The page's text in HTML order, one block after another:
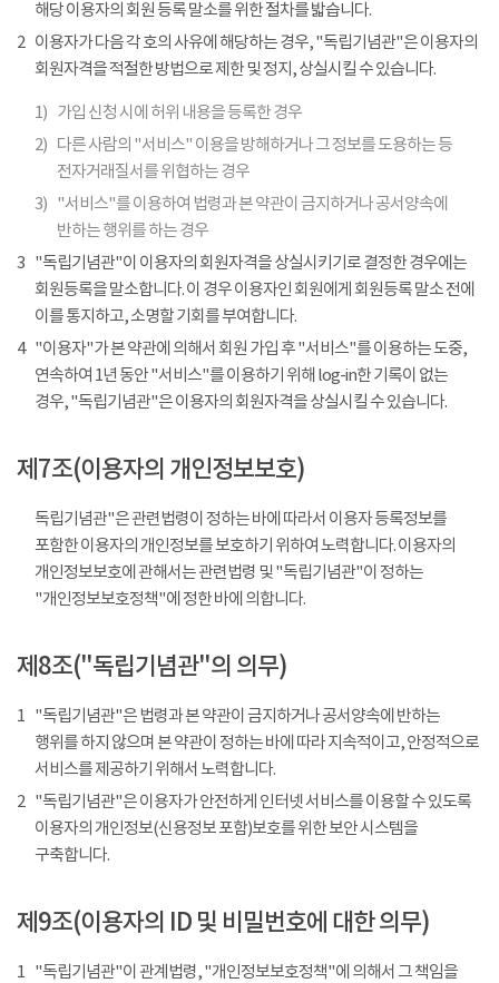
해당 이용자의 회원 등록 말소를 위한 절차를 밟습니다.
2 이용자가 다음 각 호의 사유에 해당하는 경우, "독립기념관"은 이용자의
회원자격을 적절한 방법으로 제한 및 정지, 상실시킬 수 있습니다.
1) 가입 신청 시에 허위 내용을 등록한 경우
2) 다른 사람의 "서비스" 이용을 방해하거나 그 정보를 도용하는 등
전자거래질서를 위협하는 경우
3) "서비스"를 이용하여 법령과 본 약관이 금지하거나 공서양속에
반하는 행위를 하는 경우
3 "독립기념관"이 이용자의 회원자격을 상실시키기로 결정한 경우에는
회원등록을 말소합니다. 이 경우 이용자인 회원에게 회원등록 말소 전에
이를 통지하고, 소명할 기회를 부여합니다.
4
"이용자"가 본 약관에 의해서 회원 가입 후 "서비스"를 이용하는 도중,
연속하여 1년 동안 "서비스"를 이용하기 위해 log-in한 기록이 없는
경우, "독립기념관"은 이용자의 회원자격을 상실시킬 수 있습니다.
제7조(이용자의 개인정보보호)
독립기념관"은 관련법령이 정하는 바에 따라서 이용자 등록정보를
포함한 이용자의 개인정보를 보호하기 위하여 노력합니다. 이용자의
개인정보보호에 관해서는 관련법령 및 "독립기념관"이 정하는
"개인정보보호정책"에 정한 바에 의합니다.
제8조("독립기념관"의 의무)
1 "독립기념관"은 법령과 본 약관이 금지하거나 공서양속에 반하는
행위를 하지 않으며 본 약관이 정하는 바에 따라 지속적이고, 안정적으로
서비스를 제공하기 위해서 노력합니다.
2 "독립기념관"은 이용자가 안전하게 인터넷 서비스를 이용할 수 있도록
이용자의 개인정보(신용정보 포함)보호를 위한 보안 시스템을
구축합니다.
제9조(이용자의 ID 및 비밀번호에 대한 의무)
1 "독립기념관"이 관계법령, "개인정보보호정책"에 의해서 그 책임을